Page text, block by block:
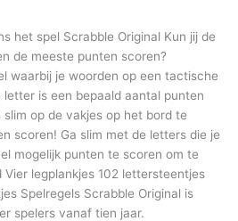
het spel Scrabble Original Kun jij de
de meeste punten scoren?
waarbij je woorden op een tactische
letter is een bepaald aantal punten
op de vakjes op het bord te
scoren! Ga slim met de letters die je
mogelijk punten te scoren om te
Vier legplankjes 102 lettersteentjes
Spelregels Scrabble Original is
spelers vanaf tien jaar.